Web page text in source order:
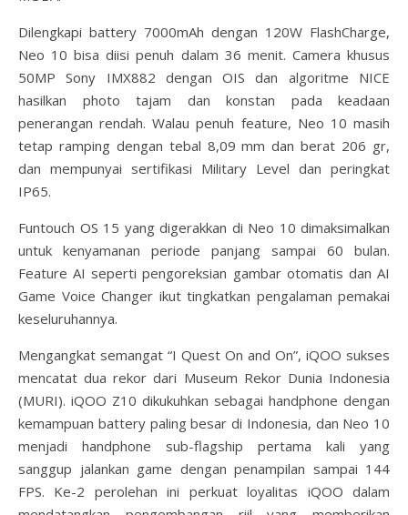
Dilengkapi battery 7000mAh dengan 120W FlashCharge,
Neo 10 bisa diisi penuh dalam 36 menit. Camera khusus
50MP Sony IMX882 dengan OIS dan algoritme NICE
hasilkan photo tajam dan konstan pada keadaan
penerangan rendah. Walau penuh feature, Neo 10 masih
tetap ramping dengan tebal 8,09 mm dan berat 206 gr,
dan mempunyai sertifikasi Military Level dan peringkat
IP65.
Funtouch OS 15 yang digerakkan di Neo 10 dimaksimalkan
untuk kenyamanan periode panjang sampai 60 bulan.
Feature AI seperti pengoreksian gambar otomatis dan AI
Game Voice Changer ikut tingkatkan pengalaman pemakai
keseluruhannya.
Mengangkat semangat “I Quest On and On”, iQOO sukses
mencatat dua rekor dari Museum Rekor Dunia Indonesia
(MURI). iQOO Z10 dikukuhkan sebagai handphone dengan
kemampuan battery paling besar di Indonesia, dan Neo 10
menjadi handphone sub-flagship pertama kali yang
sanggup jalankan game dengan penampilan sampai 144
FPS. Ke-2 perolehan ini perkuat loyalitas iQOO dalam